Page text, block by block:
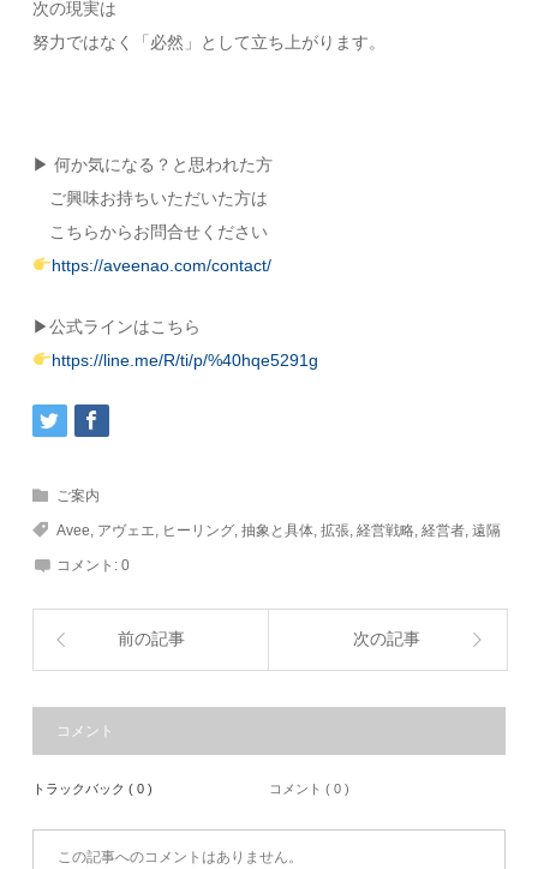
次の現実は
努力ではなく「必然」として立ち上がります。
▶ 何か気になる？と思われた方
ご興味お持ちいただいた方は
こちらからお問合せください
https://aveenao.com/contact/
▶公式ラインはこちら
https://line.me/R/ti/p/%40hqe5291g
ご案内
Avee, アヴェエ, ヒーリング,抽象と具体,拡張,経営戦略,経営者,遠隔
コメント:0
前の記事 次の記事
コメント
トラックバック ( 0 ) コメント ( 0 )
この記事へのコメントはありません。